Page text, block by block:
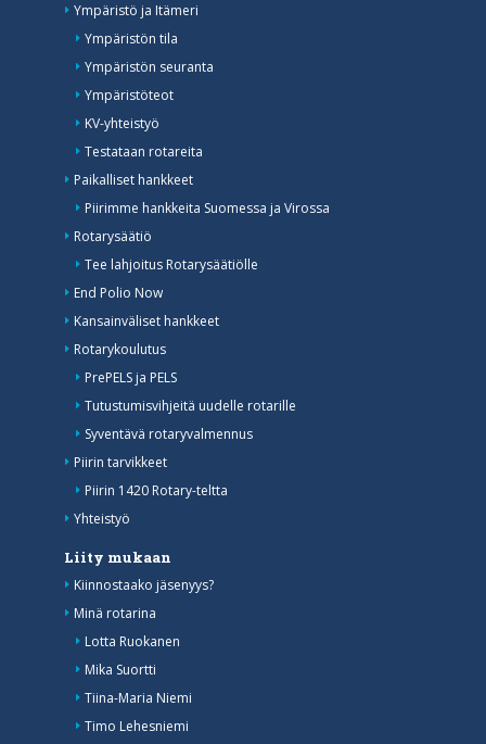
Ympäristö ja Itämeri
Ympäristön tila
Ympäristön seuranta
Ympäristöteot
KV-yhteistyö
Testataan rotareita
Paikalliset hankkeet
Piirimme hankkeita Suomessa ja Virossa
Rotarysäätiö
Tee lahjoitus Rotarysäätiölle
End Polio Now
Kansainväliset hankkeet
Rotarykoulutus
PrePELS ja PELS
Tutustumisvihjeitä uudelle rotarille
Syventävä rotaryvalmennus
Piirin tarvikkeet
Piirin 1420 Rotary-teltta
Yhteistyö
Liity mukaan
Kiinnostaako jäsenyys?
Minä rotarina
Lotta Ruokanen
Mika Suortti
Tiina-Maria Niemi
Timo Lehesniemi